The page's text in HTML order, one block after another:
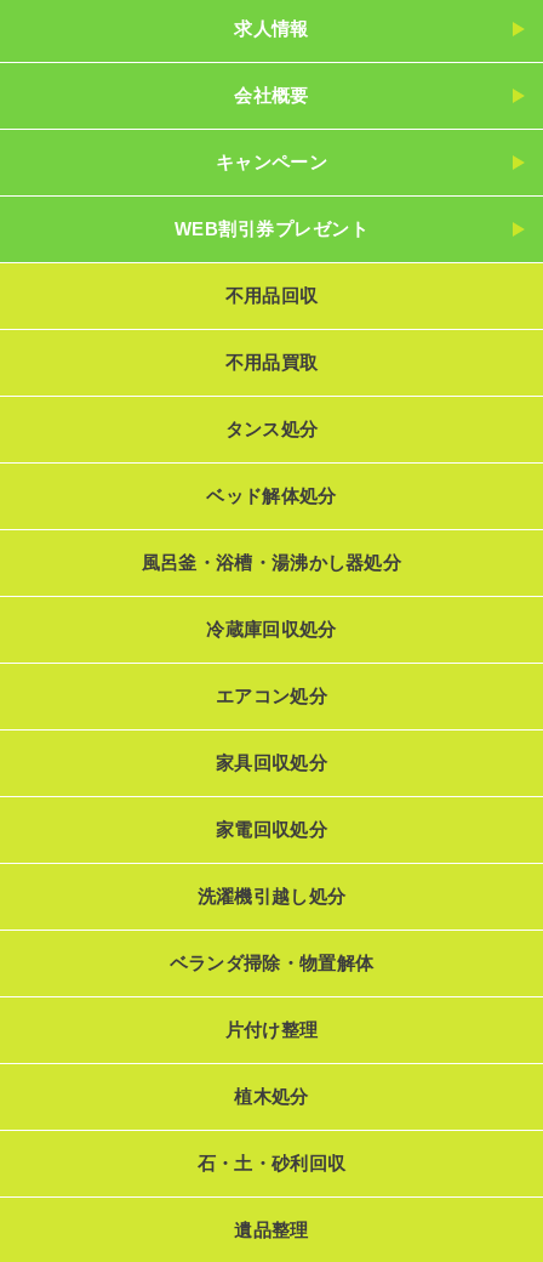
求人情報
会社概要
キャンペーン
WEB割引券プレゼント
不用品回収
不用品買取
タンス処分
ベッド解体処分
風呂釜・浴槽・湯沸かし器処分
冷蔵庫回収処分
エアコン処分
家具回収処分
家電回収処分
洗濯機引越し処分
ベランダ掃除・物置解体
片付け整理
植木処分
石・土・砂利回収
遺品整理